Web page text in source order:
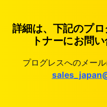
詳細は、下記のプ
トナーにお問
プログレスへのメー